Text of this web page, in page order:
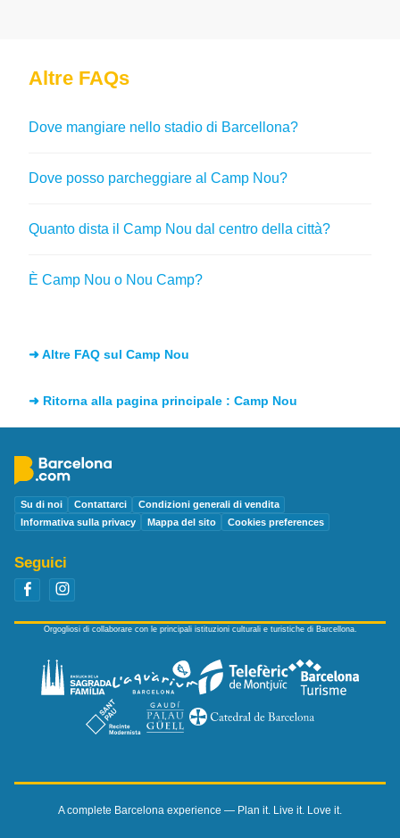
Altre FAQs
Dove mangiare nello stadio di Barcellona?
Dove posso parcheggiare al Camp Nou?
Quanto dista il Camp Nou dal centro della città?
È Camp Nou o Nou Camp?
➜ Altre FAQ sul Camp Nou
➜ Ritorna alla pagina principale : Camp Nou
Su di noi Contattarci
Condizioni generali di vendita
Informativa sulla privacy
Mappa del sito Cookies preferences
Seguici
Orgogliosi di collaborare con le principali istituzioni culturali e turistiche di Barcellona.
A complete Barcelona experience — Plan it. Live it. Love it.